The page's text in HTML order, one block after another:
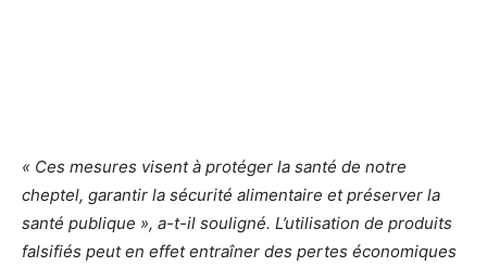
« Ces mesures visent à protéger la santé de notre
cheptel, garantir la sécurité alimentaire et préserver la
santé publique », a-t-il souligné. L’utilisation de produits
falsifiés peut en effet entraîner des pertes économiques